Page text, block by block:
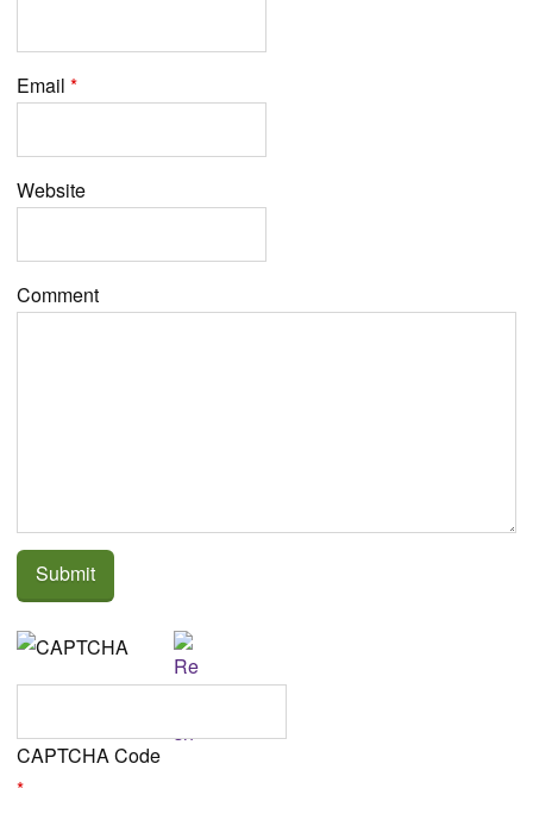
Email *
Website
Comment
CAPTCHA Code
*